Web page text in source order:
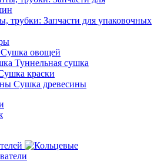
трубки: Запчасти для упаковочных
Сушка овощей
Туннельная сушка
краски
Сушка древесины